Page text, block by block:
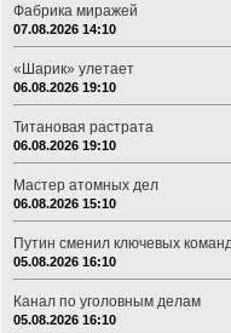
Фабрика миражей
07.08.2026 14:10
«Шарик» улетает
06.08.2026 19:10
Титановая растрата
06.08.2026 19:10
Мастер атомных дел
06.08.2026 15:10
Путин сменил ключевых
05.08.2026 16:10
Канал по уголовным делам
05.08.2026 16:10